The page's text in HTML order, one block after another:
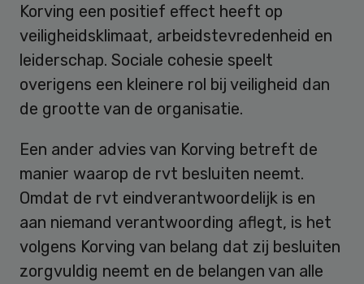
Korving een positief effect heeft op
veiligheidsklimaat, arbeidstevredenheid en
leiderschap. Sociale cohesie speelt
overigens een kleinere rol bij veiligheid dan
de grootte van de organisatie.
Een ander advies van Korving betreft de
manier waarop de rvt besluiten neemt.
Omdat de rvt eindverantwoordelijk is en
aan niemand verantwoording aflegt, is het
volgens Korving van belang dat zij besluiten
zorgvuldig neemt en de belangen van alle